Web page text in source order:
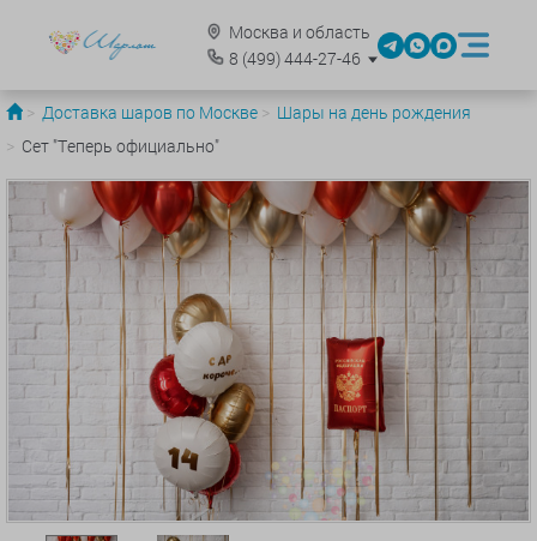
Москва и область
8 (499)444-27-46
Доставка шаров по Москве
Шары на день рождения
Сет "Теперь официально"